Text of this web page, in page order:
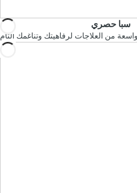
سبا حصري
من العلاجات لرفاهيتك وتناغمك التام